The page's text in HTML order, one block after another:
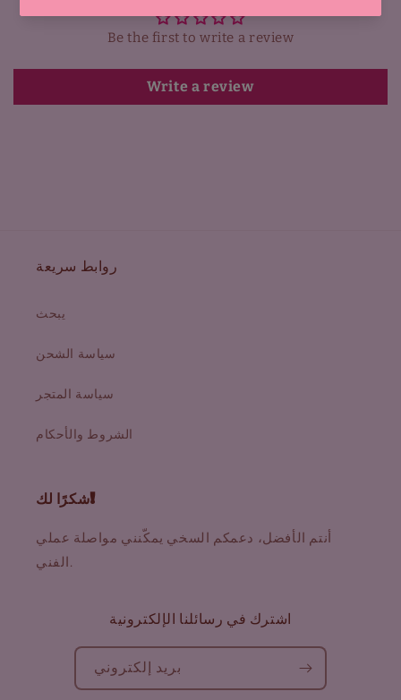
Be the first to write a review
Write a review
روابط سريعة
يبحث
سياسة الشحن
سياسة المتجر
الشروط والأحكام
شكرًا لك!
أنتم الأفضل، دعمكم السخي يمكّنني مواصلة عملي
الفني.
اشترك في رسائلنا الإلكترونية
بريد إلكتروني